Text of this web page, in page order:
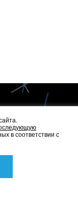
данных
Cookies
в соответствии с